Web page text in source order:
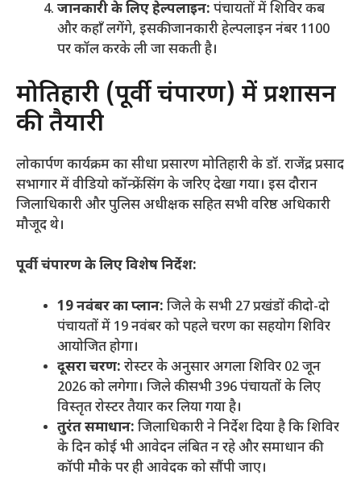
जानकारी के लिए हेल्पलाइन: पंचायतों में शिविर कब
और कहाँ लगेंगे, इसकी जानकारी हेल्पलाइन नंबर 1100
पर कॉल करके ली जा सकती है।
​मोतिहारी (पूर्वी चंपारण) में प्रशासन
की तैयारी
​लोकार्पण कार्यक्रम का सीधा प्रसारण मोतिहारी के डॉ. राजेंद्र प्रसाद
सभागार में वीडियो कॉन्फ्रेंसिंग के जरिए देखा गया। इस दौरान
जिलाधिकारी और पुलिस अधीक्षक सहित सभी वरिष्ठ अधिकारी
मौजूद थे।
पूर्वी चंपारण के लिए विशेष निर्देश:
19 नवंबर का प्लान: जिले के सभी 27 प्रखंडों की दो-दो
पंचायतों में 19 नवंबर को पहले चरण का सहयोग शिविर
आयोजित होगा।
दूसरा चरण: रोस्टर के अनुसार अगला शिविर 02 जून
2026 को लगेगा। जिले की सभी 396 पंचायतों के लिए
विस्तृत रोस्टर तैयार कर लिया गया है।
तुरंत समाधान: जिलाधिकारी ने निर्देश दिया है कि शिविर
के दिन कोई भी आवेदन लंबित न रहे और समाधान की
कॉपी मौके पर ही आवेदक को सौंपी जाए।